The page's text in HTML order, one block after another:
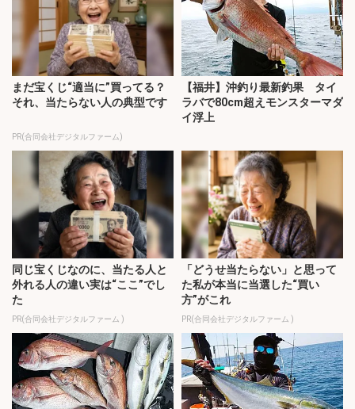
まだ宝くじ“適当に”買ってる？
それ、当たらない人の典型です
PR(合同会社デジタルファーム)
【福井】沖釣り最新釣果 タイ
ラバで80cm超えモンスターマダ
イ浮上
同じ宝くじなのに、当たる人と
外れる人の違い実は“ここ”でし
た
PR(合同会社デジタルファーム )
「どうせ当たらない」と思って
た私が本当に当選した“買い
方”がこれ
PR(合同会社デジタルファーム )